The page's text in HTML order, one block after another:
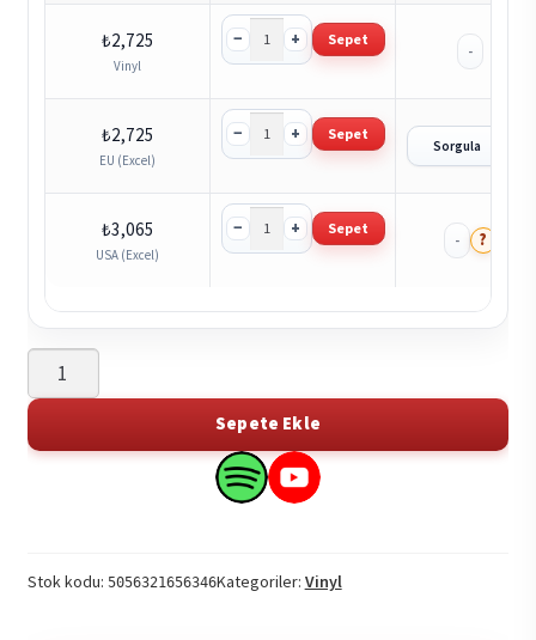
₺2,725
Vinyl
− + Sepet
-
₺2,725
EU (Excel)
− + Sepet
Sorgula
₺3,065
USA (Excel)
− + Sepet
- ?
Karpenter
Musik
Hell
Sepete Ekle
Search
on
Search
on
Stok kodu: 5056321656346Kategoriler: Vinyl